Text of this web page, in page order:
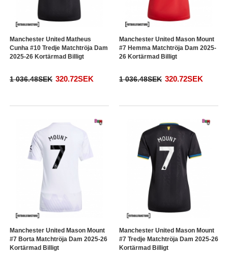
Manchester United Matheus
Cunha #10 Tredje Matchtröja Dam
2025-26 Kortärmad Billigt
1 036.48SEK 320.72SEK
Manchester United Mason Mount
#7 Hemma Matchtröja Dam 2025-
26 Kortärmad Billigt
1 036.48SEK 320.72SEK
Manchester United Mason Mount
#7 Borta Matchtröja Dam 2025-26
Kortärmad Billigt
Manchester United Mason Mount
#7 Tredje Matchtröja Dam 2025-26
Kortärmad Billigt